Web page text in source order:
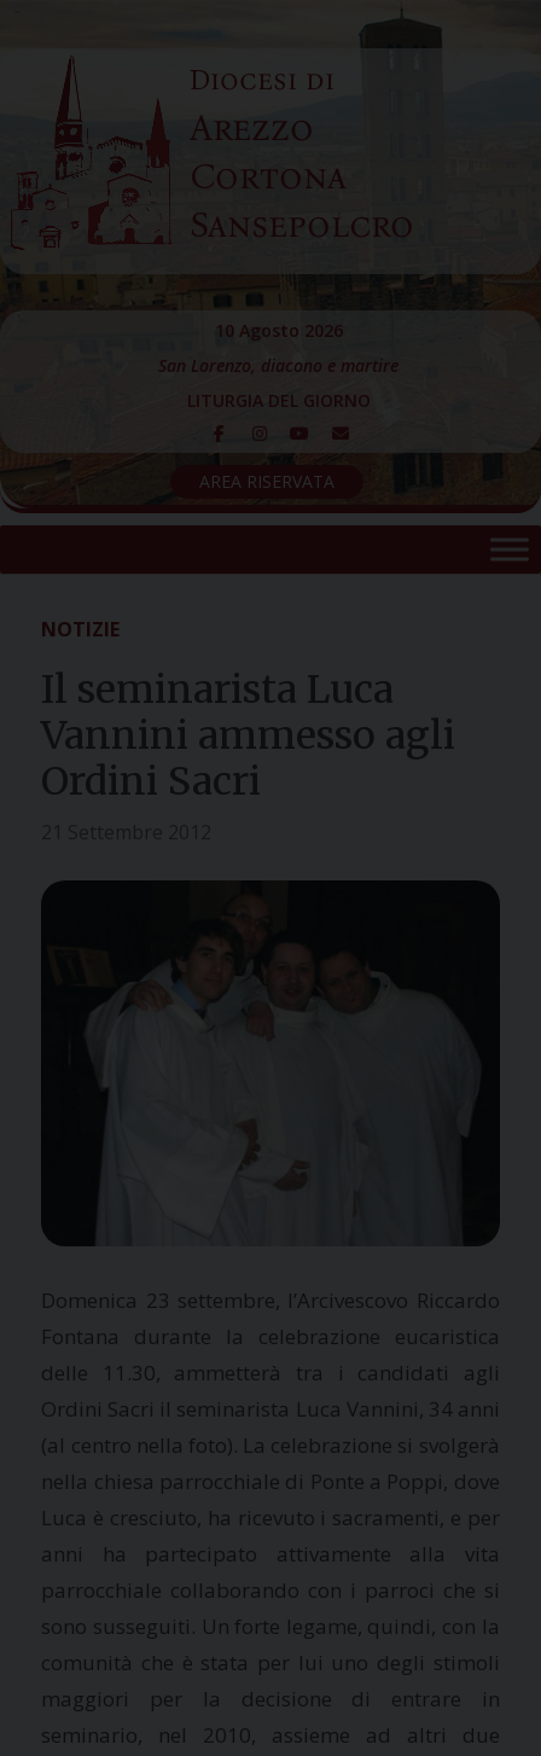
content
Diocesi di
Arezzo
Cortona
Sansepolcro
10 Agosto 2026
San Lorenzo, diacono e martire
LITURGIA DEL GIORNO
AREA RISERVATA
NOTIZIE
Il seminarista Luca
Vannini ammesso agli
Ordini Sacri
Domenica 23 settembre, l’Arcivescovo Riccardo
Fontana durante la celebrazione eucaristica
delle 11.30, ammetterà tra i candidati agli
Ordini Sacri il seminarista Luca Vannini, 34 anni
(al centro nella foto). La celebrazione si svolgerà
nella chiesa parrocchiale di Ponte a Poppi, dove
Luca è cresciuto, ha ricevuto i sacramenti, e per
anni ha partecipato attivamente alla vita
parrocchiale collaborando con i parroci che si
sono susseguiti. Un forte legame, quindi, con la
comunità che è stata per lui uno degli stimoli
maggiori per la decisione di entrare in
seminario, nel 2010, assieme ad altri due